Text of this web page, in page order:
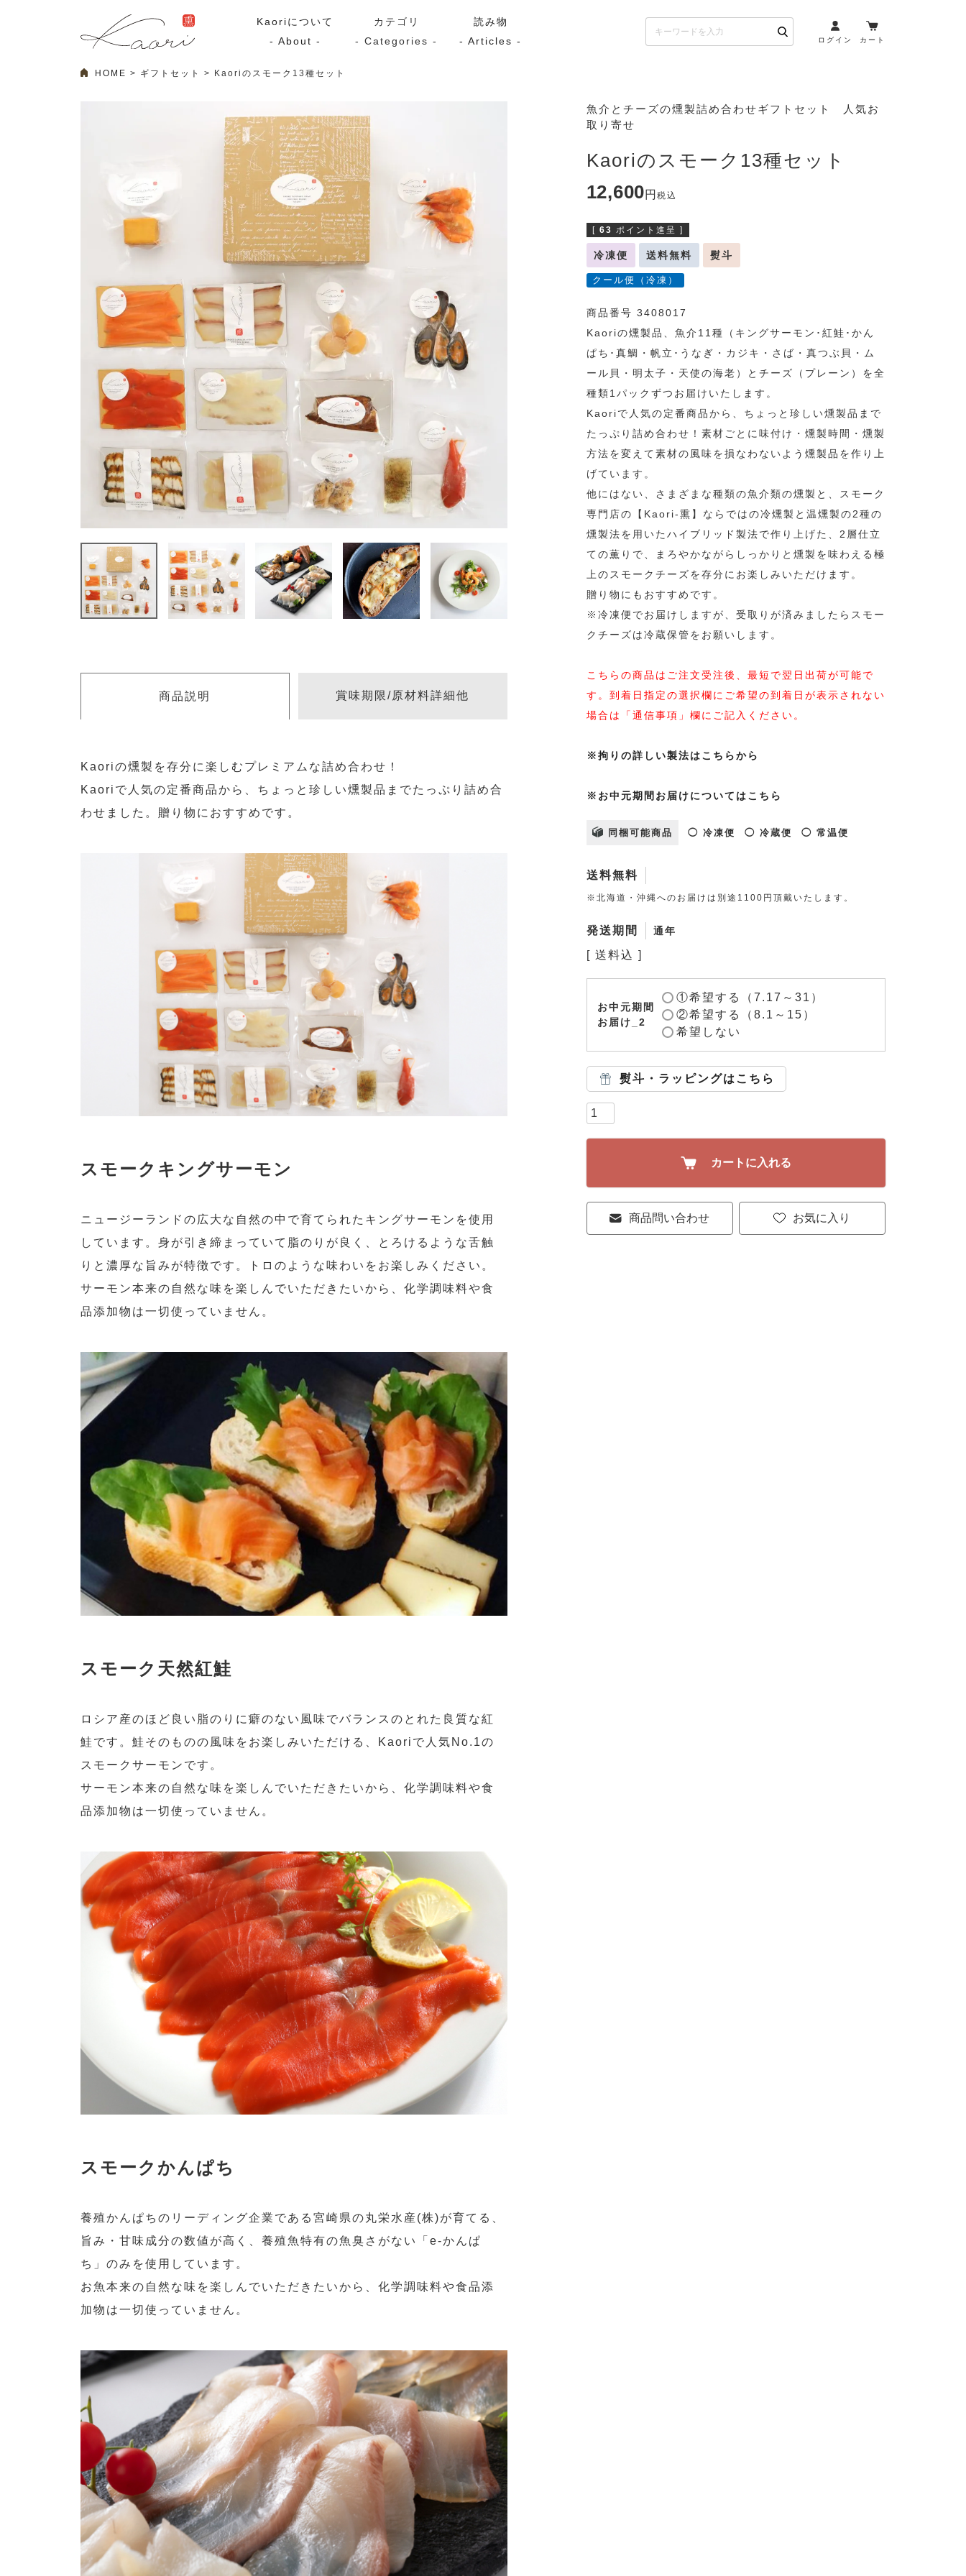
Kaoriについて
- About -
カテゴリ
- Categories -
ラッピング
スモークサーモン
マリネ
その他
Kaori
Kaoriセレクト
ワイン・スパークリング
特集・期間限定セール サブスク（定期コース・頒布会）
読み物
- Articles -
ログイン カート
HOME ギフトセット Kaoriのスモーク13種セット
魚介とチーズの燻製詰め合わせギフトセット 人気お
取り寄せ
Kaoriのスモーク13種セット
12,600
税込
[ 63 ポイント進呈 ]
冷凍便 送料無料 熨斗
クール便（冷凍）
商品番号 3408017
Kaoriの燻製品、魚介11種（キングサーモン･紅鮭･かん
ぱち･真鯛・帆立･うなぎ・カジキ・さば・真つぶ貝・ム
ール貝・明太子・天使の海老）とチーズ（プレーン）を全
種類1パックずつお届けいたします。
Kaoriで人気の定番商品から、ちょっと珍しい燻製品まで
たっぷり詰め合わせ！素材ごとに味付け・燻製時間・燻製
方法を変えて素材の風味を損なわないよう燻製品を作り上
げています。
他にはない、さまざまな種類の魚介類の燻製と、スモーク
専門店の【Kaori-熏】ならではの冷燻製と温燻製の2種の
燻製法を用いたハイブリッド製法で作り上げた、2層仕立
ての薫りで、まろやかながらしっかりと燻製を味わえる極
上のスモークチーズを存分にお楽しみいただけます。
贈り物にもおすすめです。
※冷凍便でお届けしますが、受取りが済みましたらスモー
クチーズは冷蔵保管をお願いします。
こちらの商品はご注文受注後、最短で翌日出荷が可能で
す。到着日指定の選択欄にご希望の到着日が表示されない
場合は「通信事項」欄にご記入ください。
※拘りの詳しい製法はこちらから
※お中元期間お届けについてはこちら
同梱可能商品 ◯ 冷凍便 ◯ 冷蔵便 ◯ 常温便
送料無料
※北海道・沖縄へのお届けは別途1100円頂戴いたします。
発送期間 通年
送料込
お中元期間
お届け_2
①希望する（7.17～31）
②希望する（8.1～15）
希望しない
熨斗・ラッピングはこちら
お気に入り
カートに入れる
商品問い合わせ
商品説明 賞味期限/原材料詳細他
Kaoriの燻製を存分に楽しむプレミアムな詰め合わせ！
Kaoriで人気の定番商品から、ちょっと珍しい燻製品までたっぷり詰め合
わせました。贈り物におすすめです。
スモークキングサーモン
ニュージーランドの広大な自然の中で育てられたキングサーモンを使用
しています。身が引き締まっていて脂のりが良く、とろけるような舌触
りと濃厚な旨みが特徴です。トロのような味わいをお楽しみください。
サーモン本来の自然な味を楽しんでいただきたいから、化学調味料や食
品添加物は一切使っていません。
スモーク天然紅鮭
ロシア産のほど良い脂のりに癖のない風味でバランスのとれた良質な紅
鮭です。鮭そのものの風味をお楽しみいただける、Kaoriで人気No.1の
スモークサーモンです。
サーモン本来の自然な味を楽しんでいただきたいから、化学調味料や食
品添加物は一切使っていません。
スモークかんぱち
養殖かんぱちのリーディング企業である宮崎県の丸栄水産(株)が育てる、
旨み・甘味成分の数値が高く、養殖魚特有の魚臭さがない「e-かんぱ
ち」のみを使用しています。
お魚本来の自然な味を楽しんでいただきたいから、化学調味料や食品添
加物は一切使っていません。